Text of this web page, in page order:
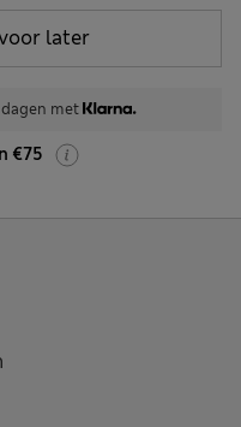
later
met
€75